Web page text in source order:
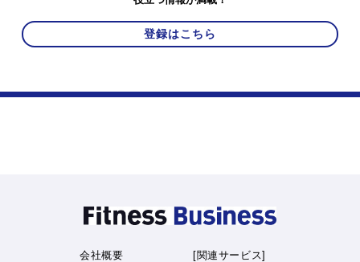
登録はこちら
会社概要
[関連サービス]